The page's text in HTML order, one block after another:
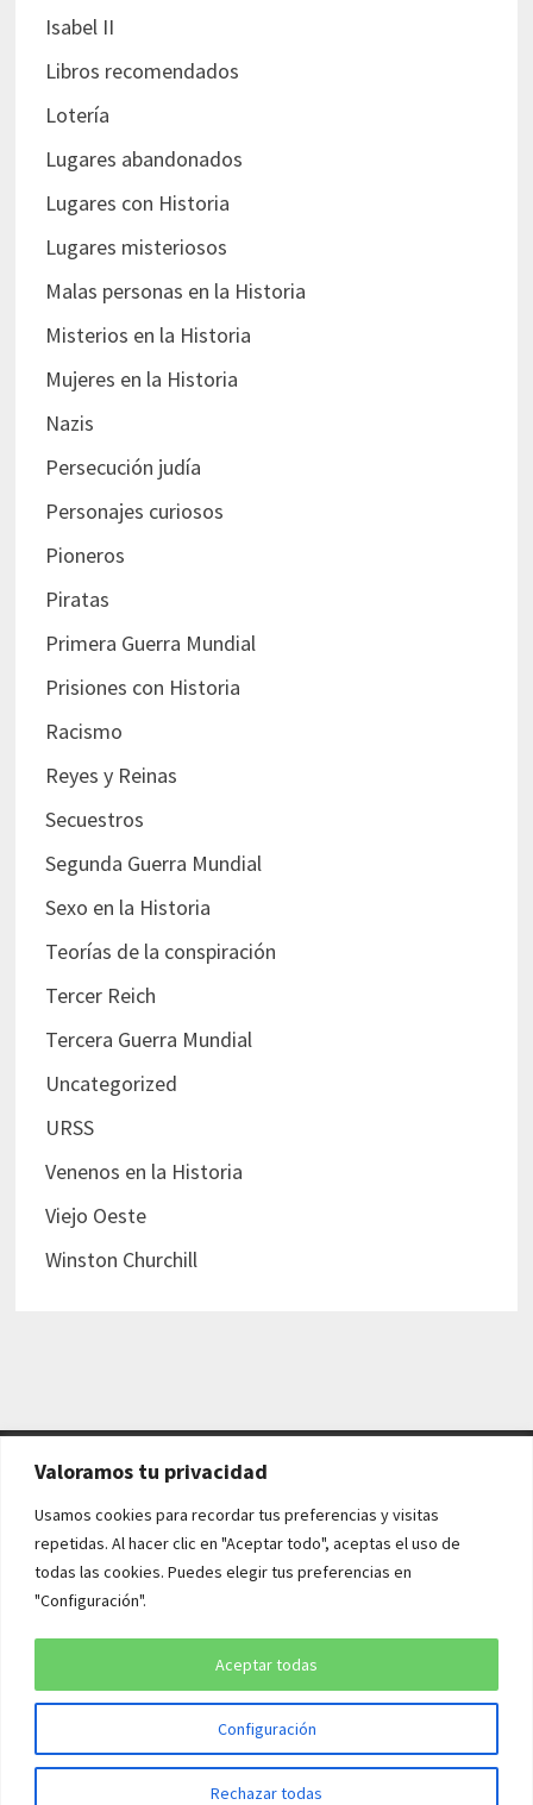
Valoramos tu privacidad
Usamos cookies para recordar tus preferencias y visitas
repetidas. Al hacer clic en "Aceptar todo", aceptas el uso de
todas las cookies. Puedes elegir tus preferencias en
"Configuración".
Configuración
Rechazar todas
Aceptar todas
Isabel II
Libros recomendados
Lotería
Lugares abandonados
Lugares con Historia
Lugares misteriosos
Malas personas en la Historia
Misterios en la Historia
Mujeres en la Historia
Nazis
Persecución judía
Personajes curiosos
Pioneros
Piratas
Primera Guerra Mundial
Prisiones con Historia
Racismo
Reyes y Reinas
Secuestros
Segunda Guerra Mundial
Sexo en la Historia
Teorías de la conspiración
Tercer Reich
Tercera Guerra Mundial
Uncategorized
URSS
Venenos en la Historia
Viejo Oeste
Winston Churchill
AVISO LEGAL Y POLÍTICAS
Aviso legal
Política de cookies
Copyright © 2026¡QUÉ HISTORIA!. Funciona conWordPressy